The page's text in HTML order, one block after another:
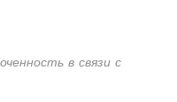
в связи с